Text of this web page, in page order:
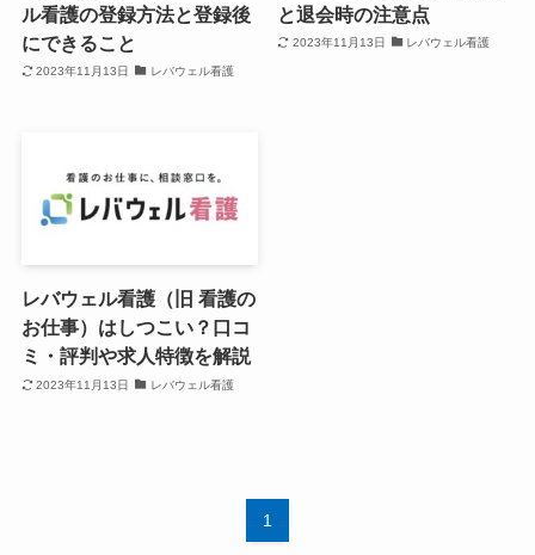
ル看護の登録方法と登録後
にできること
2023年11月13日 レバウェル看護
と退会時の注意点
2023年11月13日 レバウェル看護
レバウェル看護（旧 看護の
お仕事）はしつこい？口コ
ミ・評判や求人特徴を解説
2023年11月13日 レバウェル看護
1